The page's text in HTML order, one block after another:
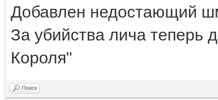
Добавлен недостающий
За убийства лича теперь
Короля"
Поиск